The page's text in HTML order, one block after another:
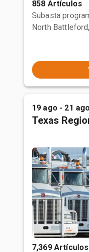
858 Artículos
Subasta
North
19 ago - 21 ago
Texas
7,369 Artículos